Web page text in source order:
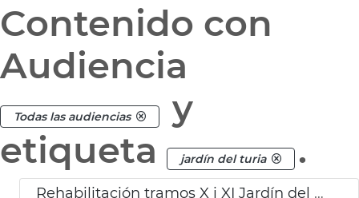
Contenido con
Audiencia
Todas las audiencias
y
etiqueta
jardín del turia .
Rehabilitación tramos X i XI Jardín del Turia València